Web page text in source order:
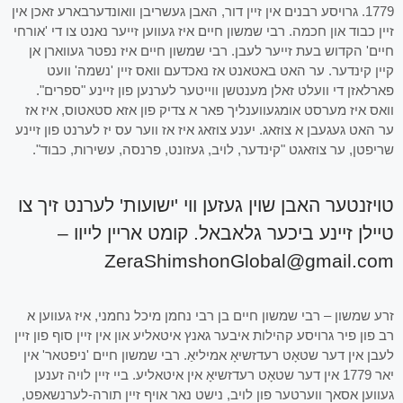
1779. גרויסע רבנים אין זיין דור, האבן געשריבן וואונדערבארע זאכן אין
זיין כבוד און חכמה. רבי שמשון חיים איז געווען זייער נאנט צו די 'אורחי
חיים' הקדוש בעת זייער לעבן. רבי שמשון חיים איז נפטר געווארן אן
קיין קינדער. ער האט באטאנט אז נאכדעם וואס זיין 'נשמה' וועט
פארלאזן די וועלט זאלן מענטשן ווייטער לערנען פון זיינע "ספרים".
וואס איז מערסט אומגעווענליך פאר א צדיק פון אזא סטאטוס, איז אז
ער האט געגעבן א צוזאג. יענע צוזאג איז אז ווער עס יז לערנט פון זיינע
שריפטן, ער צוזאגט "קינדער, לויב, געזונט, פרנסה, עשירות, כבוד".
טויזנטער האבן שוין געזען ווי 'ישועות' לערנט זיך צו
טיילן זיינע ביכער גלאבאל. קומט אריין לייוו –
ZeraShimshonGlobal@gmail.com
זרע שמשון – רבי שמשון חיים בן רבי נחמן מיכל נחמני, איז געווען א
רב פון פיר גרויסע קהילות איבער גאנץ איטאליע און אין זיין סוף פון זיין
לעבן אין דער שטאָט רעדזשיאָ אמיליאַ. רבי שמשון חיים 'ניפטאר' אין
יאר 1779 אין דער שטאָט רעדזשיאָ אין איטאליע. ביי זיין לויה זענען
געווען אסאך ווערטער פון לויב, נישט נאר אויף זיין תורה-לערנשאפט,